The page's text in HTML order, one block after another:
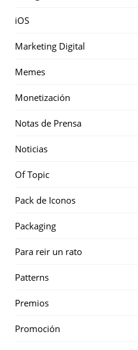
iOS
Marketing Digital
Memes
Monetización
Notas de Prensa
Noticias
Of Topic
Pack de Iconos
Packaging
Para reir un rato
Patterns
Premios
Promoción